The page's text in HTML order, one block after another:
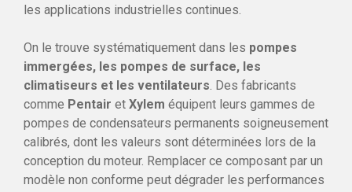
les applications industrielles continues.
On le trouve systématiquement dans les pompes
immergées, les pompes de surface, les
climatiseurs et les ventilateurs. Des fabricants
comme Pentair et Xylem équipent leurs gammes de
pompes de condensateurs permanents soigneusement
calibrés, dont les valeurs sont déterminées lors de la
conception du moteur. Remplacer ce composant par un
modèle non conforme peut dégrader les performances